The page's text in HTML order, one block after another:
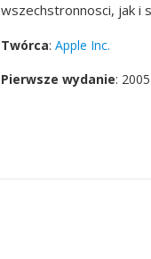
wszechstronnosci, jak i
Twórca: Apple Inc.
Pierwsze wydanie: 2005